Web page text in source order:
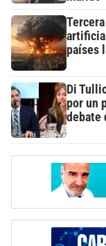
países
Di
por un
debate